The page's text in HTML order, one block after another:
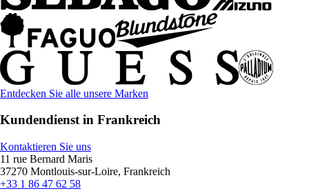
Entdecken Sie alle unsere Marken
Kundendienst in Frankreich
Kontaktieren Sie uns
11 rue Bernard Maris
37270 Montlouis-sur-Loire, Frankreich
+33 1 86 47 62 58